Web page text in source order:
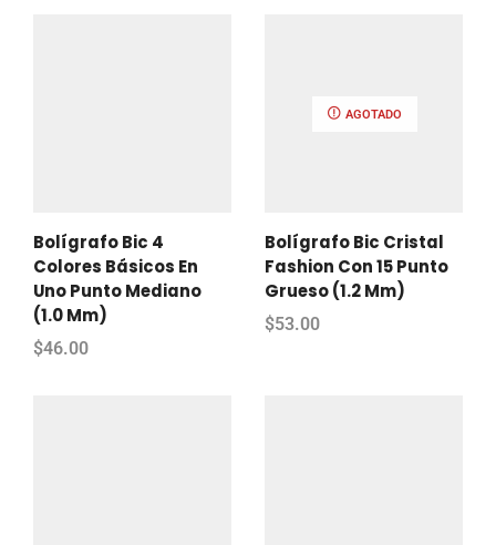
Bolígrafo Bic 4
Colores Básicos En
Uno Punto Mediano
(1.0 Mm)
$46.00
AGOTADO
Bolígrafo Bic Cristal
Fashion Con 15 Punto
Grueso (1.2 Mm)
$53.00